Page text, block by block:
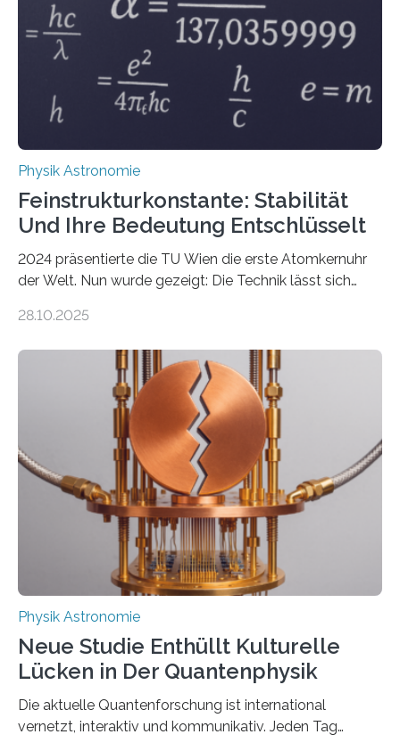
Physik Astronomie
Feinstrukturkonstante: Stabilität
Und Ihre Bedeutung Entschlüsselt
2024 präsentierte die TU Wien die erste Atomkernuhr
der Welt. Nun wurde gezeigt: Die Technik lässt sich
fundamentalen Physik nachzugehen. Thorium-
Messungen verwenden. Das hatte man jahrzehntelang
vermutet, weltweit war nach den passenden
Atomkern-Zuständen gesucht worden, 2024 gelang
einem Team der TU Wien mit Unterstützung
internationaler Partner der entscheidende Durchbruch:
Der lange diskutierte Thorium-Kernübergang wurde
gefunden. Kurz darauf konnte man zeigen, dass sich
Thorium tatsächlich nutzen lässt, um hochpräzise…
28.10.2025
Physik Astronomie
Neue Studie Enthüllt Kulturelle
Lücken in Der Quantenphysik
Die aktuelle Quantenforschung ist international
vernetzt, interaktiv und kommunikativ. Jeden Tag